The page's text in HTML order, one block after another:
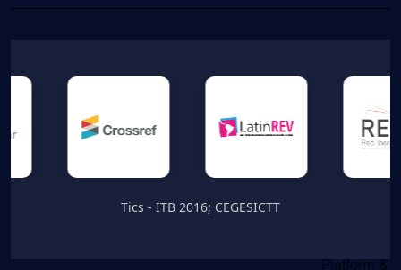
Tics - ITB 2016; CEGESICTT